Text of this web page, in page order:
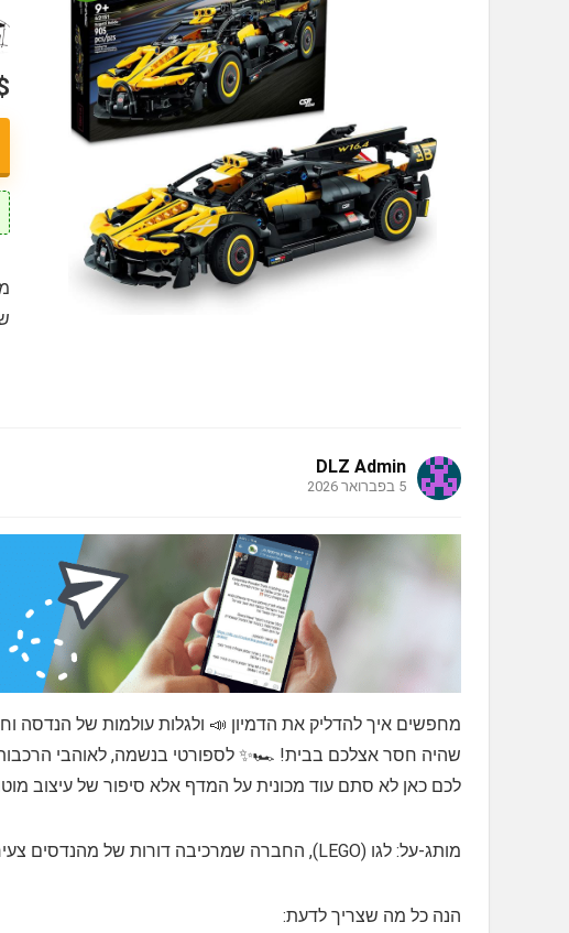
DLZ Admin
5 בפברואר 2026
מחפשים איך להדליק את הדמיון 📣 ולגלות עולמות של הנדסה
שהיה חסר אצלכם בבית! 🏎️✨ לספורטי בנשמה, לאוהבי
לכם כאן לא סתם עוד מכונית על המדף אלא סיפור של עיצוב
מותג-על: לגו (LEGO), החברה שמרכיבה דורות של מהנדסים צעירים ומעמידה רף עולמי לבניה חכמה, מקורית וחווייתית 💡
הנה כל מה שצריך לדעת: